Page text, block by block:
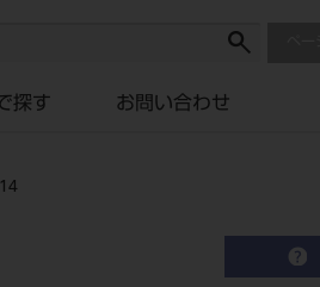
探す お問い合わせ